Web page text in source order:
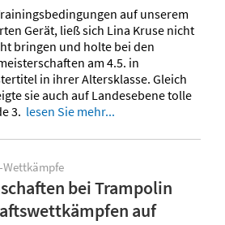
auf unserem
Gerät, ließ sich Lina Kruse nicht
bringen und holte bei den
am 4.5. in
in ihrer Altersklasse. Gleich
sie auch auf Landesebene tolle
3. lesen Sie mehr...
Wettkämpfe
bei Trampolin
auf